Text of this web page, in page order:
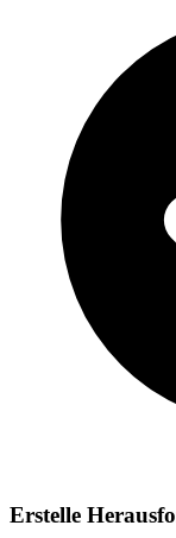
Erstelle